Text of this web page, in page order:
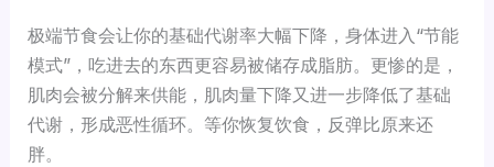
极端节食会让你的基础代谢率大幅下降，身体进入“节能
模式”，吃进去的东西更容易被储存成脂肪。更惨的是，
肌肉会被分解来供能，肌肉量下降又进一步降低了基础
代谢，形成恶性循环。等你恢复饮食，反弹比原来还
胖。